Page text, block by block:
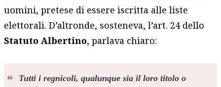
uomini, pretese di essere iscritta alle liste
elettorali. D’altronde, sosteneva, l’art. 24 dello
Statuto Albertino, parlava chiaro:
Tutti i regnicoli, qualunque sia il loro titolo o